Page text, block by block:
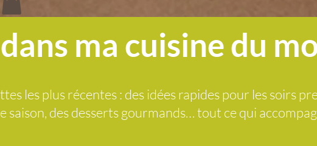
ma cuisine du
les plus récentes : des idées rapides pour les soirs
saison, des desserts gourmands… tout ce qui